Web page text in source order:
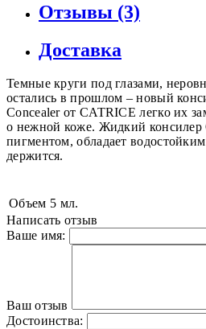
Отзывы (3)
Доставка
Темные круги под глазами,
остались в прошлом – новый
Concealer от CATRICE легко их
о нежной коже. Жидкий
пигментом, обладает
держится.
Объем 5 мл.
Написать отзыв
Ваше имя:
Ваш отзыв
Достоинства: